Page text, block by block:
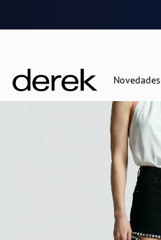
Novedades